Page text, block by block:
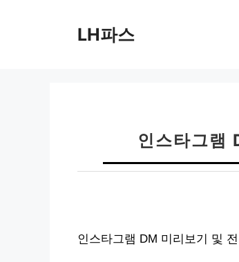
LH파스
인스타그램
인스타그램 DM 미리보기 및